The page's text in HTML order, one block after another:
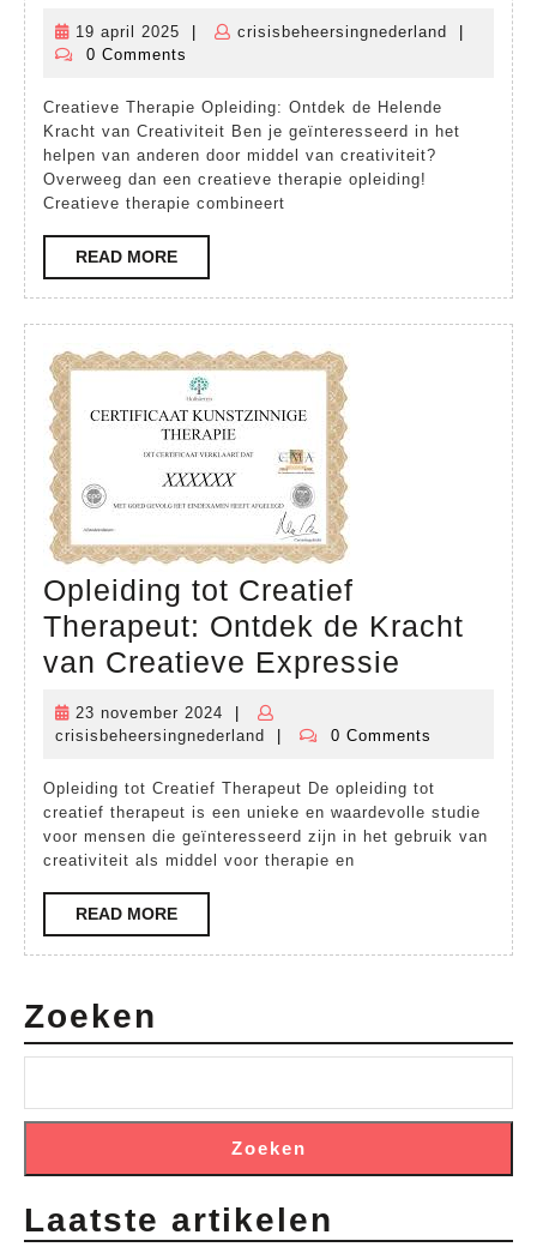
Helende
van
een
Creatieve
Therapie
19 april 2025
19
april
crisisbeheersingnederland
0 Comments
Creatieve Therapie Opleiding: Ontdek de Helende
Kracht van Creativiteit Ben je geïnteresseerd in het
helpen van anderen door middel van creativiteit?
Overweeg dan een creatieve therapie opleiding!
Creatieve therapie combineert
READ MOREREAD
MORE
Opleiding tot Creatief
Therapeut: Ontdek de Kracht
van Creatieve Expressie Opleiding
Creatief
Ontdek
de
23 november 2024
23
november
crisisbeheersingnederland
crisisbeheersingnederland
0 Comments
Opleiding tot Creatief Therapeut De opleiding tot
creatief therapeut is een unieke en waardevolle studie
voor mensen die geïnteresseerd zijn in het gebruik van
creativiteit als middel voor therapie en
READ MOREREAD
MORE
Zoeken
Zoeken
Laatste artikelen